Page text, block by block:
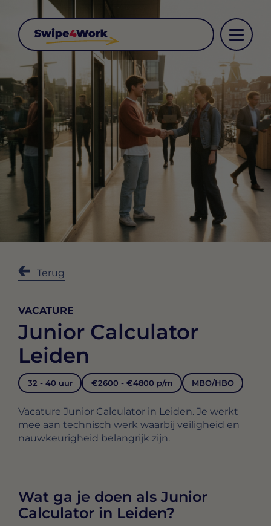
Terug
VACATURE
Junior Calculator
Leiden
32 - 40 uur €2600 - €4800 p/m MBO/HBO
Vacature Junior Calculator in Leiden. Je werkt
mee aan technisch werk waarbij veiligheid en
nauwkeurigheid belangrijk zijn.
Wat ga je doen als Junior
Calculator in Leiden?